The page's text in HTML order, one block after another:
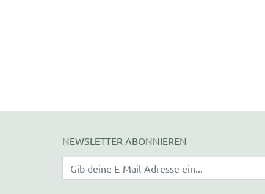
NEWSLETTER ABONNIEREN